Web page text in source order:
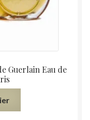
Guerlain Eau de